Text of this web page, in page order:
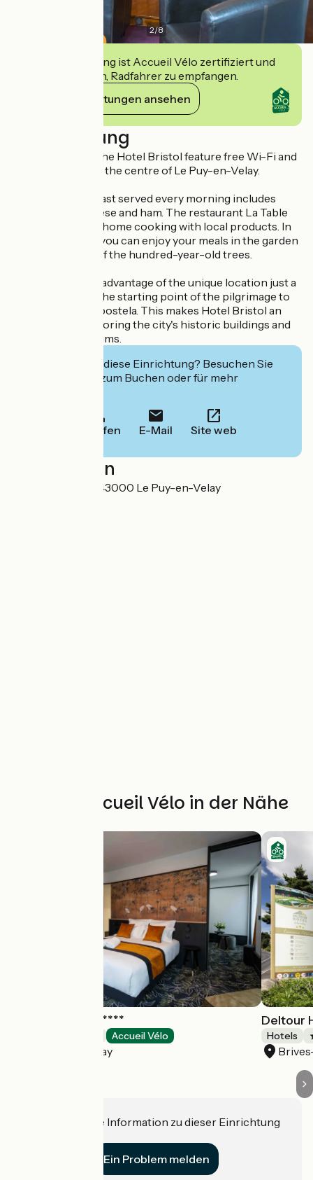
2/8
Diese Einrichtung ist Accueil Vélo zertifiziert und
verpflichtet sich, Radfahrer zu empfangen.
Ihre Verpflichtungen ansehen
Beschreibung
The 44 rooms at the Hotel Bristol feature free Wi-Fi and
flat-screen TVs in the centre of Le Puy-en-Velay.
The buffet breakfast served every morning includes
pastries, jam, cheese and ham. The restaurant La Table
de Félix prepares home cooking with local products. In
the summertime, you can enjoy your meals in the garden
under the shade of the hundred-year-old trees.
You can also take advantage of the unique location just a
few metres from the starting point of the pilgrimage to
Santiago de Compostela. This makes Hotel Bristol an
ideal base for exploring the city's historic buildings and
fascinating museums.
Interessiert Sie diese Einrichtung? Besuchen Sie
deren Website zum Buchen oder für mehr
Anrufen E-Mail Site web
Localisation
7-9 avenue Foch 43000 Le Puy-en-Velay
Weitere Accueil Vélo in der Nähe
Hôtel Le Regina****
Accueil Vélo
Le Puy-en-Velay
Deltour
Hotels
Haben Sie eine Information zu dieser Einrichtung
Ein Problem melden